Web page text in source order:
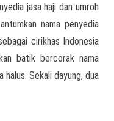
jasa haji dan umroh
nama penyedia
cirikhas Indonesia
batik bercorak nama
halus. Sekali dayung, dua